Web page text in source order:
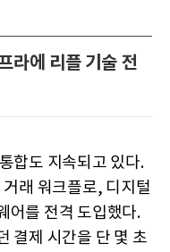
라에 리플 기술 전
합도 지속되고 있다.
래 워크플로, 디지털
어를 전격 도입했다.
결제 시간을 단 몇 초